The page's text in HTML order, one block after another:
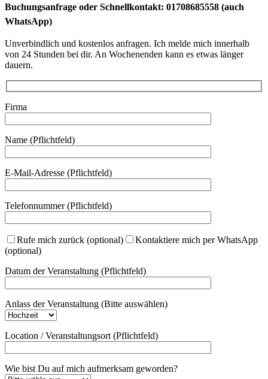
Buchungsanfrage oder Schnellkontakt: 01708685558 (auch
WhatsApp)
Unverbindlich und kostenlos anfragen. Ich melde mich innerhalb
von 24 Stunden bei dir. An Wochenenden kann es etwas länger
dauern.
Firma
Name (Pflichtfeld)
E-Mail-Adresse (Pflichtfeld)
Telefonnummer (Pflichtfeld)
Rufe mich zurück (optional)
Kontaktiere mich per WhatsApp
(optional)
Datum der Veranstaltung (Pflichtfeld)
Anlass der Veranstaltung (Bitte auswählen)
Location / Veranstaltungsort (Pflichtfeld)
Wie bist Du auf mich aufmerksam geworden?